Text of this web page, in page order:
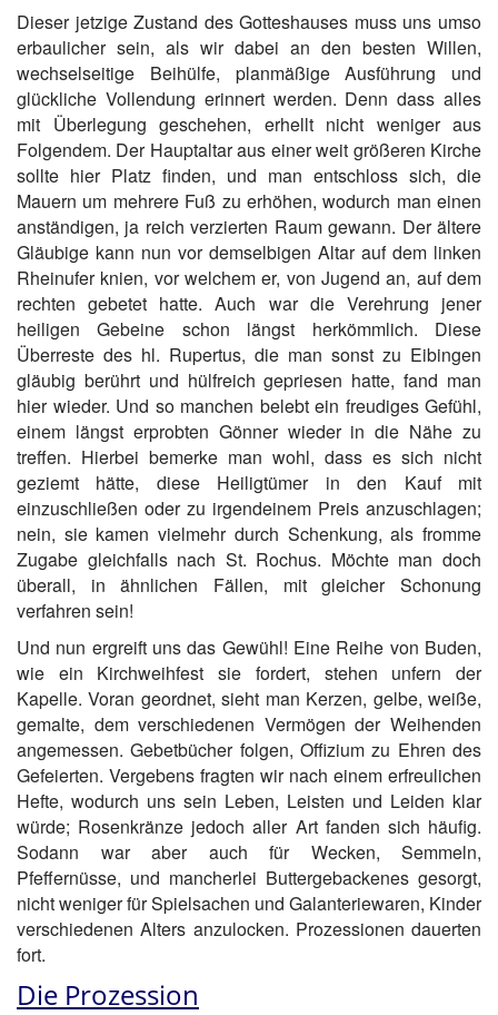
Dieser jetzige Zustand des Gotteshauses muss uns umso
erbaulicher sein, als wir dabei an den besten Willen,
wechselseitige Beihülfe, planmäßige Ausführung und
glückliche Vollendung erinnert werden. Denn dass alles
mit Überlegung geschehen, erhellt nicht weniger aus
Folgendem. Der Hauptaltar aus einer weit größeren Kirche
sollte hier Platz finden, und man entschloss sich, die
Mauern um mehrere Fuß zu erhöhen, wodurch man einen
anständigen, ja reich verzierten Raum gewann. Der ältere
Gläubige kann nun vor demselbigen Altar auf dem linken
Rheinufer knien, vor welchem er, von Jugend an, auf dem
rechten gebetet hatte. Auch war die Verehrung jener
heiligen Gebeine schon längst herkömmlich. Diese
Überreste des hl. Rupertus, die man sonst zu Eibingen
gläubig berührt und hülfreich gepriesen hatte, fand man
hier wieder. Und so manchen belebt ein freudiges Gefühl,
einem längst erprobten Gönner wieder in die Nähe zu
treffen. Hierbei bemerke man wohl, dass es sich nicht
geziemt hätte, diese Heiligtümer in den Kauf mit
einzuschließen oder zu irgendeinem Preis anzuschlagen;
nein, sie kamen vielmehr durch Schenkung, als fromme
Zugabe gleichfalls nach St. Rochus. Möchte man doch
überall, in ähnlichen Fällen, mit gleicher Schonung
verfahren sein!
Und nun ergreift uns das Gewühl! Eine Reihe von Buden,
wie ein Kirchweihfest sie fordert, stehen unfern der
Kapelle. Voran geordnet, sieht man Kerzen, gelbe, weiße,
gemalte, dem verschiedenen Vermögen der Weihenden
angemessen. Gebetbücher folgen, Offizium zu Ehren des
Gefeierten. Vergebens fragten wir nach einem erfreulichen
Hefte, wodurch uns sein Leben, Leisten und Leiden klar
würde; Rosenkränze jedoch aller Art fanden sich häufig.
Sodann war aber auch für Wecken, Semmeln,
Pfeffernüsse, und mancherlei Buttergebackenes gesorgt,
nicht weniger für Spielsachen und Galanteriewaren, Kinder
verschiedenen Alters anzulocken. Prozessionen dauerten
fort.
Die Prozession